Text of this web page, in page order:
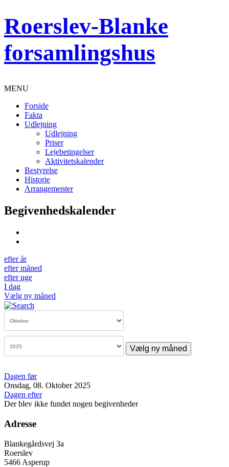
Roerslev-Blanke
forsamlingshus
MENU
Forside
Fakta
Udlejning
Udlejning
Priser
Lejebetingelser
Aktivitetskalender
Bestyrelse
Historie
Arrangementer
Begivenhedskalender
efter år
efter måned
efter uge
I dag
Vælg ny måned
Vælg ny måned
Dagen før
Onsdag, 08. Oktober 2025
Dagen efter
Der blev ikke fundet nogen begivenheder
Adresse
Blankegårdsvej 3a
Roerslev
5466 Asperup